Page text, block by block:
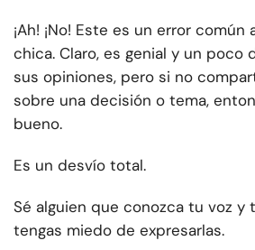
¡Ah! ¡No! Este es un error
chica. Claro, es genial y un poco
sus opiniones, pero si no
sobre una decisión o tema,
bueno.
Es un desvío total.
Sé alguien que conozca tu voz y
tengas miedo de expresarlas.